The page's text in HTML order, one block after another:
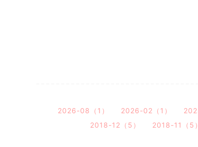
2026-08（1） 2026-02（1）
2018-12（5）
2018-11（5）